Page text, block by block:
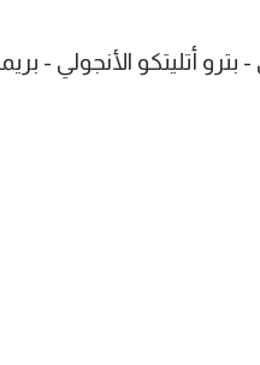
- بترو أتليتكو الأنجولي -